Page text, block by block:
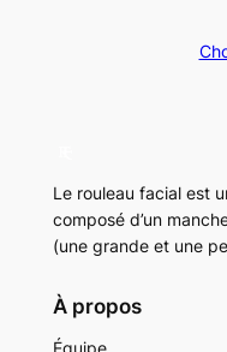
Le rouleau facial est
composé d’un
(une grande et une
À propos
Équipe